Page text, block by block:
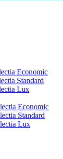
Economic
Standard
Lux
Economic
Standard
Lux